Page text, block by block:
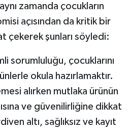
zamanda çocukların
açısından da kritik bir
çekerek şunları söyledi:
sorumluluğu, çocuklarını
okula hazırlamaktır.
alırken mutlaka ürünün
ve güvenilirliğine dikkat
altı, sağlıksız ve kayıt